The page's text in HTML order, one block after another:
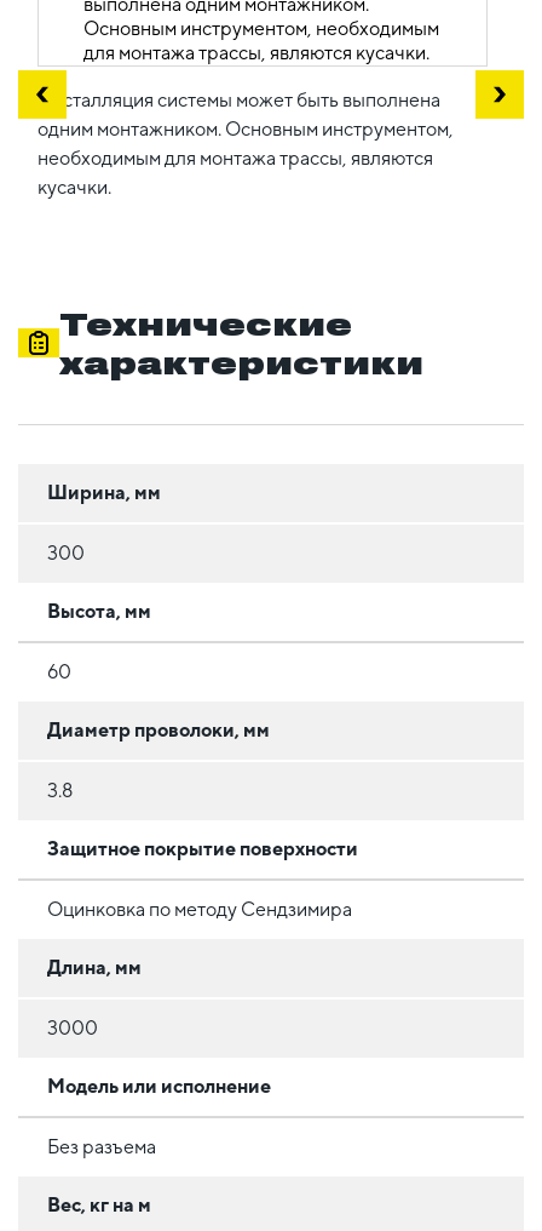
Инсталляция системы может быть выполнена
одним монтажником. Основным инструментом,
необходимым для монтажа трассы, являются
кусачки.
Технические
характеристики
Ширина, мм
300
Высота, мм
60
Диаметр проволоки, мм
3.8
Защитное покрытие поверхности
Оцинковка по методу Сендзимира
Длина, мм
3000
Модель или исполнение
Без разъема
Вес, кг на м